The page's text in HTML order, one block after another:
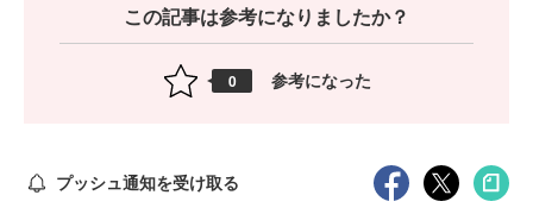
この記事は参考になりましたか？
0 参考になった
プッシュ通知を受け取る